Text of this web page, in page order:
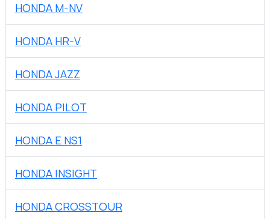
HONDA M-NV
HONDA HR-V
HONDA JAZZ
HONDA PILOT
HONDA E NS1
HONDA INSIGHT
HONDA CROSSTOUR